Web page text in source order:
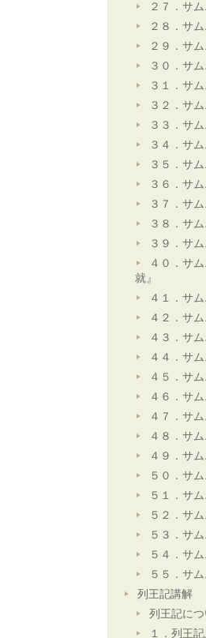
２７．サ
２８．サ
２９．サ
３０．サ
３１．サ
３２．サ
３３．サ
３４．サ
３５．サ
３６．サ
３７．サ
３８．サ
３９．サ
４０．サ
就』
４１．サ
４２．サ
４３．サ
４４．サ
４５．サ
４６．サ
４７．サ
４８．サ
４９．サ
５０．サ
５１．サ
５２．サ
５３．サ
５４．サ
５５．サ
列王記講解
列王記に
１．列王